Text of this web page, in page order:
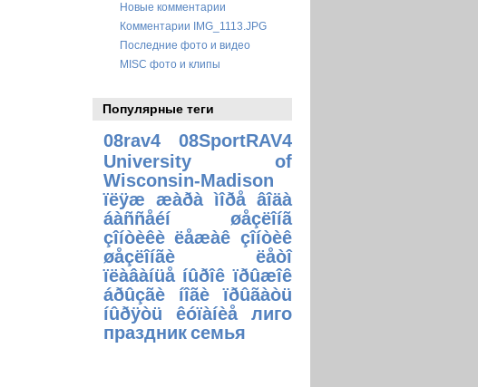
Новые комментарии
Комментарии IMG_1113.JPG
Последние фото и видео
MISC фото и клипы
Популярные теги
08rav4
08SportRAV4
University of
Wisconsin-Madison
ïëÿæ æàðà ìîðå âîäà
áàññåéí øåçëîíã
çîíòèêè ëåæàê çîíòèê
øåçëîíãè ëåòî
ïëàâàíüå íûðîê ïðûæîê
áðûçãè íîãè ïðûãàòü
íûðÿòü êóïàíèå лиго
праздниксемья